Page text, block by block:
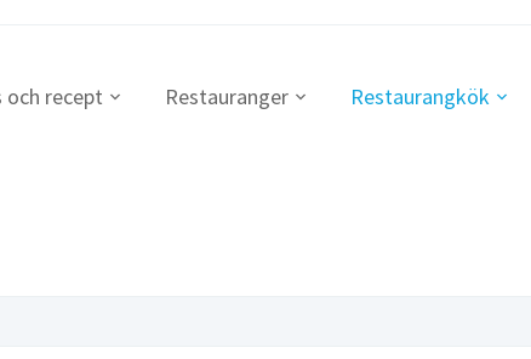
och recept Restauranger Restaurangkök